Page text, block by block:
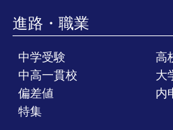
進路・職業
中学受験
高
中高一貫校
大
偏差値
内
特集